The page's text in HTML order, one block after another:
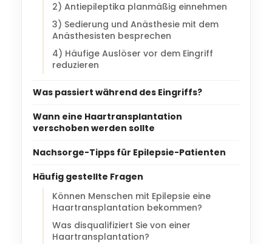
2) Antiepileptika planmäßig einnehmen
3) Sedierung und Anästhesie mit dem
Anästhesisten besprechen
4) Häufige Auslöser vor dem Eingriff
reduzieren
Was passiert während des Eingriffs?
Wann eine Haartransplantation
verschoben werden sollte
Nachsorge-Tipps für Epilepsie-Patienten
Häufig gestellte Fragen
Können Menschen mit Epilepsie eine
Haartransplantation bekommen?
Was disqualifiziert Sie von einer
Haartransplantation?